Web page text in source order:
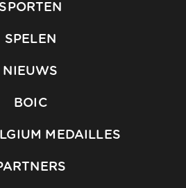
SPORTEN
SPELEN
NIEUWS
BOIC
MEDAILLES